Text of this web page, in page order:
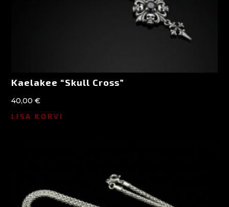
Kaelakee “Skull Cross”
40,00€
LISA KORVI